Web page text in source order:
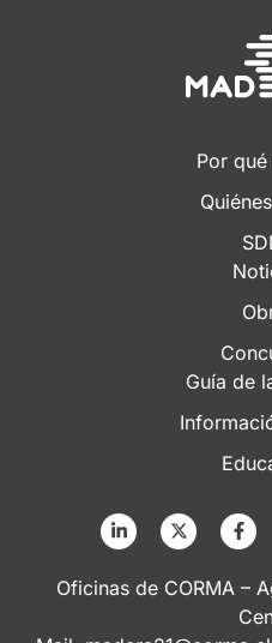
Por
Guía de
Oficinas de CORMA –